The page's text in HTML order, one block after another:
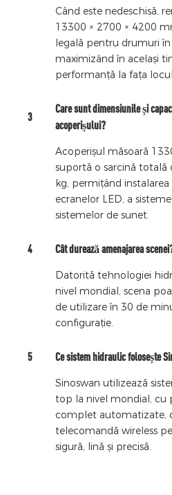
Când este nedeschisă,
13300 × 2700 × 4200
legală pentru drumuri
maximizând în același
performanță la fața
3
Care sunt dimensiunile și
acoperișului?
Acoperișul măsoară
suportă o sarcină totală
kg, permițând instalarea
ecranelor LED, a
sistemelor de sunet.
4 Cât durează amenajarea
Datorită tehnologiei
nivel mondial, scena
de utilizare în 30 de
configurație.
5 Ce sistem hidraulic folosește
Sinoswan utilizează
top la nivel mondial, cu
complet automatizate,
telecomandă wireless
sigură, lină și precisă.